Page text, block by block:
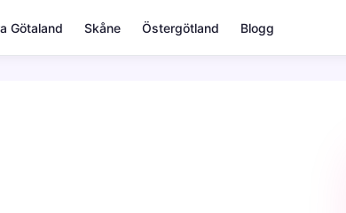
Götaland Skåne Östergötland Blogg